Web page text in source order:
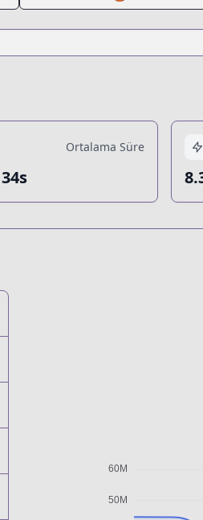
Ortalama Süre